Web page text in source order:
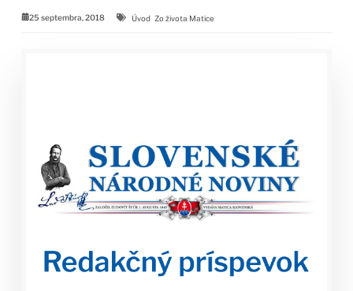
25 septembra, 2018 Úvod Zo života Matice